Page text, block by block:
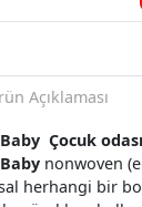
Açıklaması
Çocuk
nonwoven
herhangi bir